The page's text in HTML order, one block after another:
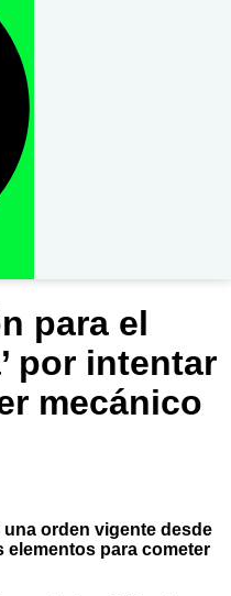
para el
por intentar
mecánico
orden vigente desde
para cometer